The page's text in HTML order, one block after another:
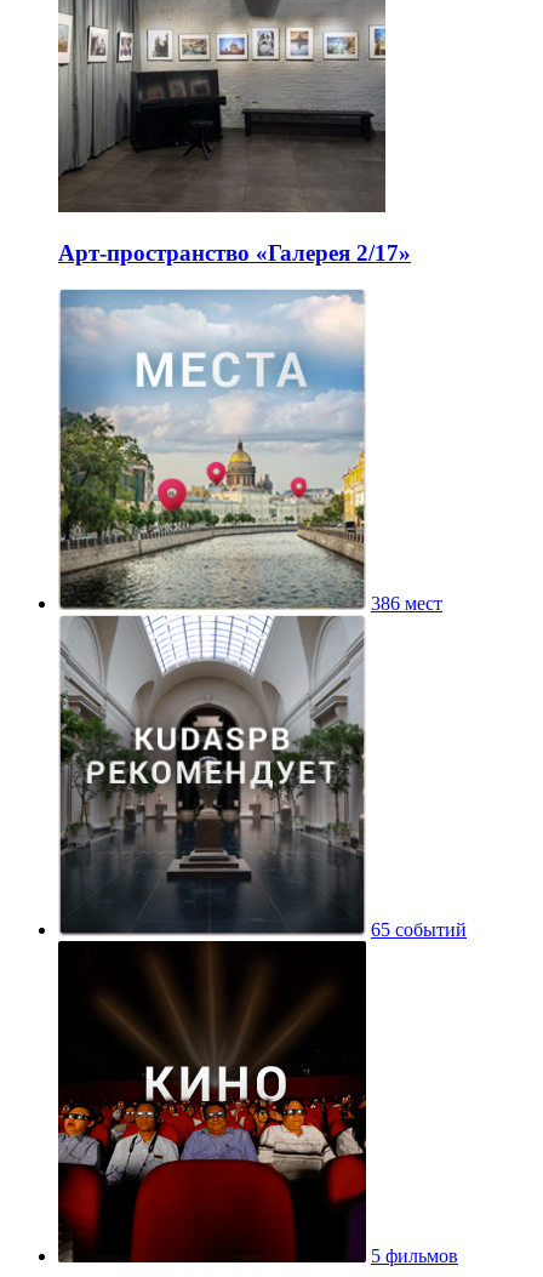
Арт-пространство «Галерея 2/17»
386 мест
65 событий
5 фильмов